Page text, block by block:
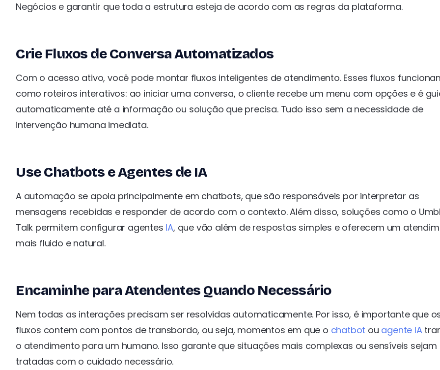
Negócios e garantir que toda a estrutura esteja de acordo com as regras da plataforma.
Crie Fluxos de Conversa Automatizados
Com o acesso ativo, você pode montar fluxos inteligentes de atendimento. Esses fluxos
como roteiros interativos: ao iniciar uma conversa, o cliente recebe um menu com opções e é
automaticamente até a informação ou solução que precisa. Tudo isso sem a necessidade de
intervenção humana imediata.
Use Chatbots e Agentes de IA
A automação se apoia principalmente em chatbots, que são responsáveis por interpretar as
mensagens recebidas e responder de acordo com o contexto. Além disso, soluções como o
Talk permitem configurar agentes IA, que vão além de respostas simples e oferecem um
mais fluido e natural.
Encaminhe para Atendentes Quando Necessário
Nem todas as interações precisam ser resolvidas automaticamente. Por isso, é importante que
fluxos contem com pontos de transbordo, ou seja, momentos em que o chatbot ou agente IA
o atendimento para um humano. Isso garante que situações mais complexas ou sensíveis sejam
tratadas com o cuidado necessário.